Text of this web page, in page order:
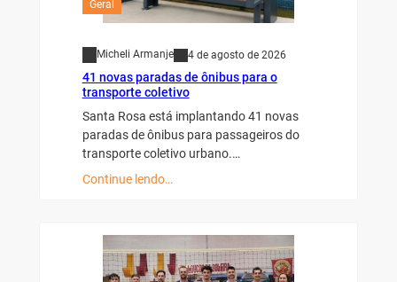
Geral
Micheli Armanje 4 de agosto de 2026
41 novas paradas de ônibus para o
transporte coletivo
Santa Rosa está implantando 41 novas
paradas de ônibus para passageiros do
transporte coletivo urbano.…
Continue lendo…